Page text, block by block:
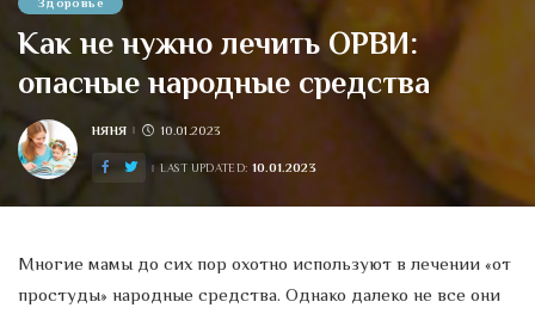
Как не нужно лечить ОРВИ:
опасные народные средства
POSTED
НЯНЯ 10.01.2023
LAST UPDATED: 10.01.2023
Многие мамы до сих пор охотно используют в лечении «от
простуды» народные средства. Однако далеко не все они